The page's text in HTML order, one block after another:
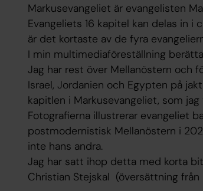
Markusevangeliet är evangelisten
Evangeliets 16 kapitel kan delas in
är det kortaste av de fyra
I min multimediaföreställning
Jag har rest över Mellanöstern och
Israel, Jordanien och Egypten på
kapitlen i Markusevangeliet, som
Fotografierna illustrerar evangeliet
postmodernistisk Mellanöstern i
inte hans andra.
Jag har satt ihop detta med korta
Christian Stejskal (översättning från